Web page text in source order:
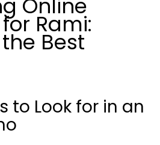
Online
Rami:
Best
to Look for in an